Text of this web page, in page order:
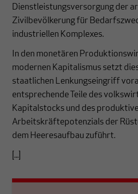
Dienstleistungsversorgung der
Zivilbevölkerung für
industriellen Komplexes.
In den monetären
modernen Kapitalismus setzt
staatlichen Lenkungseingriff
entsprechende Teile des
Kapitalstocks und des
Arbeitskräftepotenzials der
dem Heeresaufbau zuführt.
[...]